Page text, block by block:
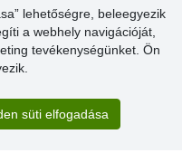
lehetőségre, beleegyezik
a webhely navigációját,
tevékenységünket. Ön
süti elfogadása